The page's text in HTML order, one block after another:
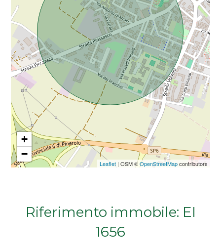
+
−
Leaflet| OSM ©OpenStreetMapcontributors
Riferimento immobile: EI
1656
Da € 5.000.000 a € 10.000.000
Oltre € 10.000.000
Totale
mq
minimi